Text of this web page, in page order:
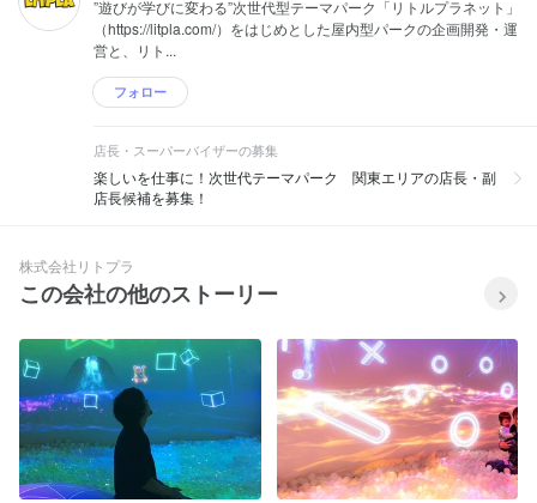
”遊びが学びに変わる”次世代型テーマパーク「リトルプラネット」
（https://litpla.com/）をはじめとした屋内型パークの企画開発・運
営と、リト...
フォロー
店長・スーパーバイザーの募集
楽しいを仕事に！次世代テーマパーク 関東エリアの店長・副
店長候補を募集！
株式会社リトプラ
この会社の他のストーリー